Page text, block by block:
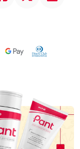
Google PayDiners Club